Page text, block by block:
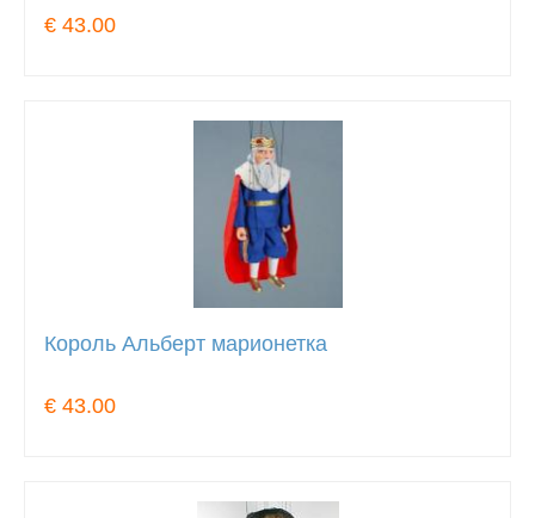
€ 43.00
Король Альберт марионетка
€ 43.00